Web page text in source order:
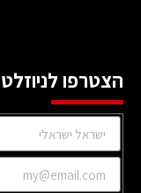
הצטרפו